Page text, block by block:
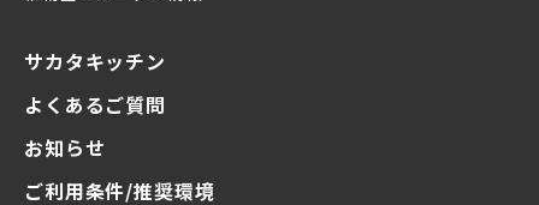
サカタキッチン
よくあるご質問
お知らせ
ご利用条件/推奨環境